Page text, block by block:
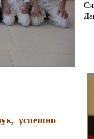
успешно